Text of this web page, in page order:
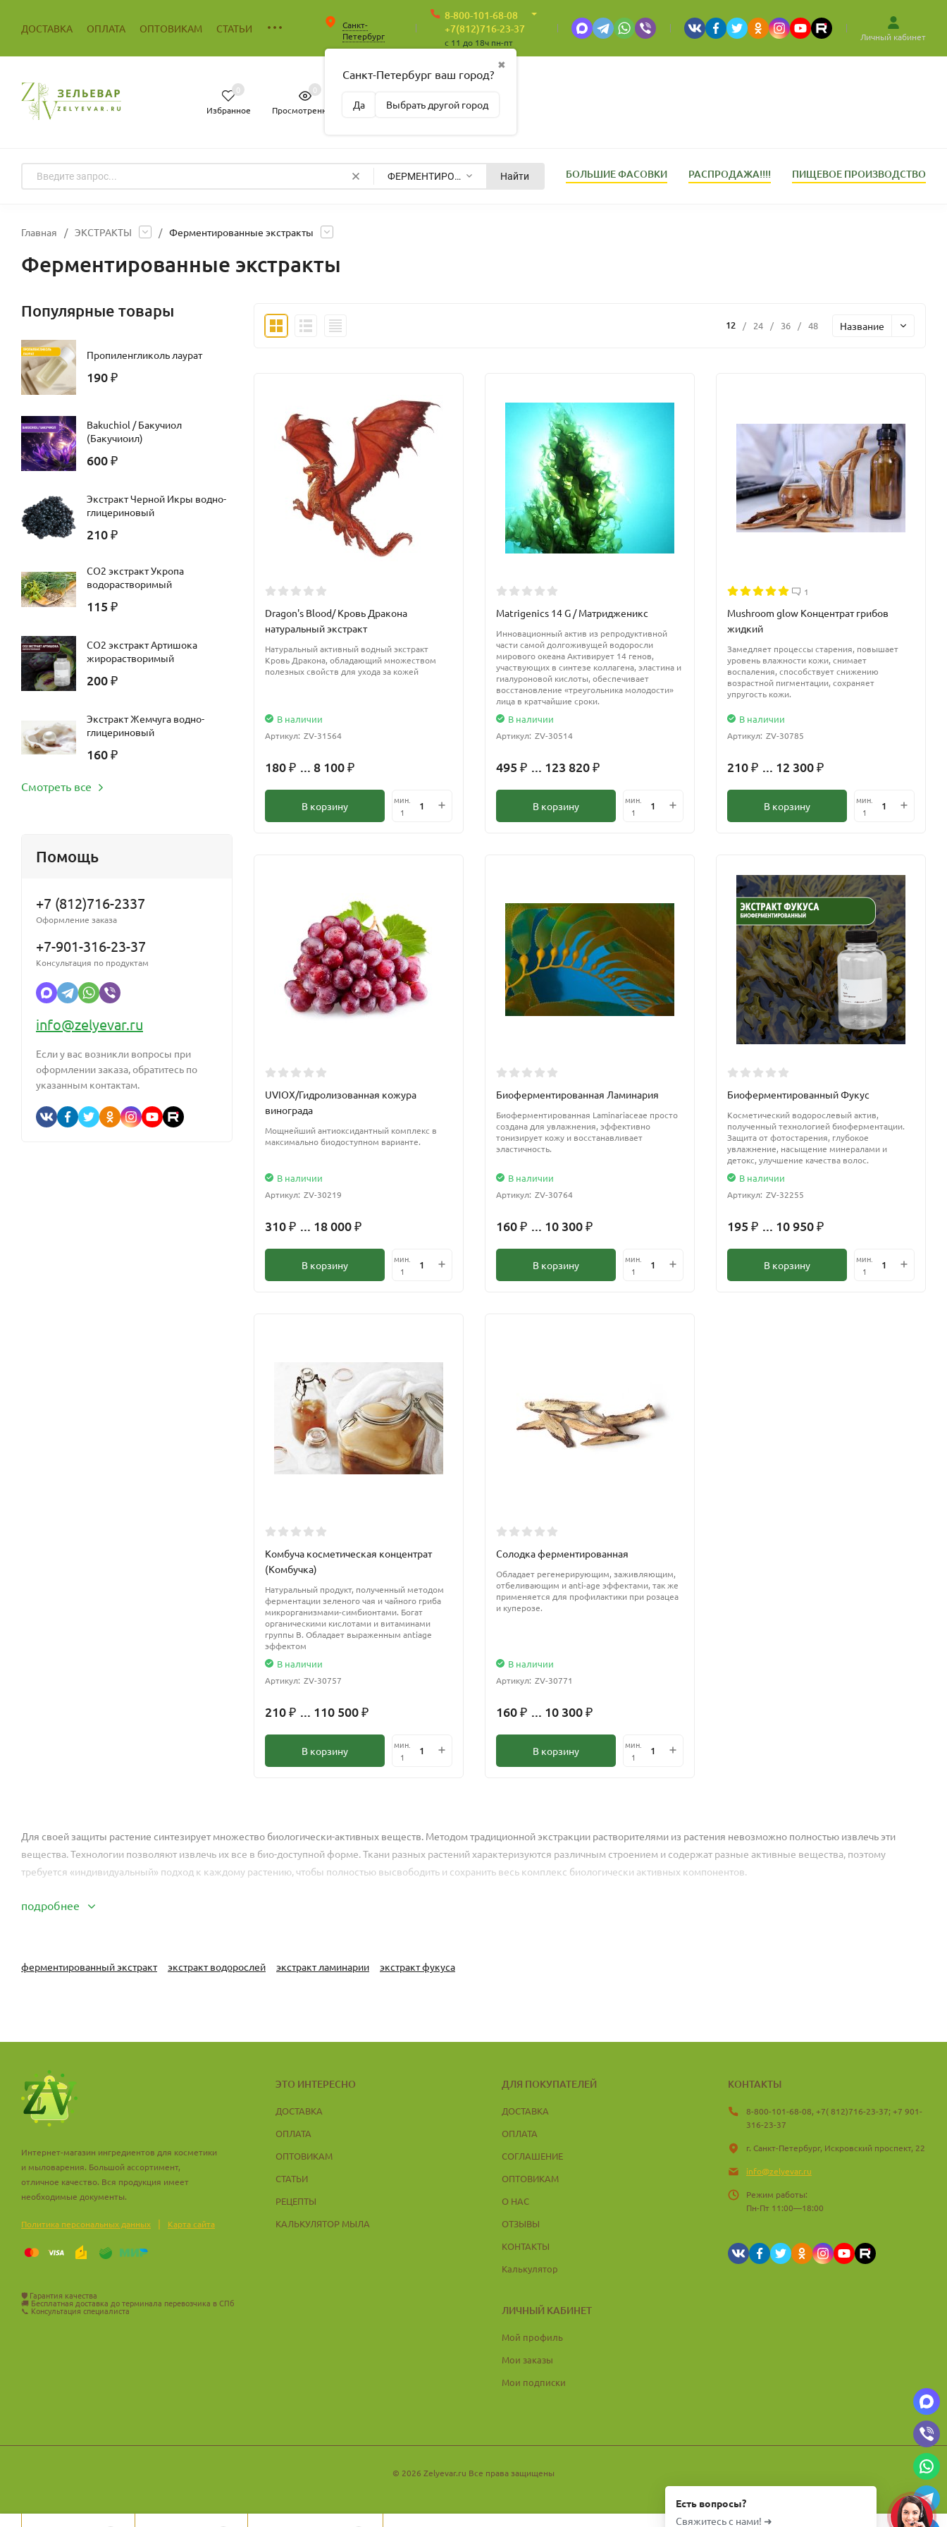
ДОСТАВКА ОПЛАТА ОПТОВИКАМ СТАТЬИ
Санкт-
Петербург
✖
Санкт-Петербург ваш город?
Да Выбрать другой город
8-800-101-68-08
+7(812)716-23-37
c 11 до 18ч пн-пт
Личный кабинет
Избранное
0
Просмотренные
0
Пусто
ФЕРМЕНТИРОВАННЫЕ ЭКСТРАКТЫ Найти БОЛЬШИЕ ФАСОВКИ РАСПРОДАЖА!!!! ПИЩЕВОЕ ПРОИЗВОДСТВО
Главная / ЭКСТРАКТЫ / Ферментированные экстракты
Ферментированные экстракты
Популярные товары
Пропиленгликоль лаурат
190 ₽
Bakuchiol / Бакучиол
(Бакучиоил)
600 ₽
Экстракт Черной Икры водно-
глицериновый
210 ₽
СО2 экстракт Укропа
водорастворимый
115 ₽
CO2 экстракт Артишока
жирорастворимый
200 ₽
Экстракт Жемчуга водно-
глицериновый
160 ₽
Смотреть все
Помощь
+7 (812)716-2337
Оформление заказа
+7-901-316-23-37
Консультация по продуктам
info@zelyevar.ru
Если у вас возникли вопросы при
оформлении заказа, обратитесь по
указанным контактам.
12 / 24 / 36 / 48 Название
Dragon's Blood/ Кровь Дракона
натуральный экстракт
Натуральный активный водный экстракт
Кровь Дракона, обладающий множеством
полезных свойств для ухода за кожей
В наличии
Артикул: ZV-31564
180 ₽ ... 8 100 ₽
В корзину
мин.
1
Matrigenics 14 G / Матридженикс
Инновационный актив из репродуктивной
части самой долгоживущей водоросли
мирового океана Активирует 14 генов,
участвующих в синтезе коллагена, эластина и
гиалуроновой кислоты, обеспечивает
восстановление «треугольника молодости»
лица в кратчайшие сроки.
В наличии
Артикул: ZV-30514
495 ₽ ... 123 820 ₽
В корзину
мин.
1
1
Mushroom glow Концентрат грибов
жидкий
Замедляет процессы старения, повышает
уровень влажности кожи, снимает
воспаления, способствует снижению
возрастной пигментации, сохраняет
упругость кожи.
В наличии
Артикул: ZV-30785
210 ₽ ... 12 300 ₽
В корзину
мин.
1
UVIOX/Гидролизованная кожура
винограда
Мощнейший антиоксидантный комплекс в
максимально биодоступном варианте.
В наличии
Артикул: ZV-30219
310 ₽ ... 18 000 ₽
В корзину
мин.
1
Биоферментированная Ламинария
Биоферментированная Laminariaceae просто
создана для увлажнения, эффективно
тонизирует кожу и восстанавливает
эластичность.
В наличии
Артикул: ZV-30764
160 ₽ ... 10 300 ₽
В корзину
мин.
1
Биоферментированный Фукус
Косметический водорослевый актив,
полученный технологией биоферментации.
Защита от фотостарения, глубокое
увлажнение, насыщение минералами и
детокс, улучшение качества волос.
В наличии
Артикул: ZV-32255
195 ₽ ... 10 950 ₽
В корзину
мин.
1
Комбуча косметическая концентрат
(Комбучка)
Натуральный продукт, полученный методом
ферментации зеленого чая и чайного гриба
микрорганизмами-симбионтами. Богат
органическими кислотами и витаминами
группы В. Обладает выраженным antiage
эффектом
В наличии
Артикул: ZV-30757
210 ₽ ... 110 500 ₽
В корзину
мин.
1
Солодка ферментированная
Обладает регенерирующим, заживляющим,
отбеливающим и anti-age эффектами, так же
применяется для профилактики при розацеа
и куперозе.
В наличии
Артикул: ZV-30771
160 ₽ ... 10 300 ₽
В корзину
мин.
1
Для своей защиты растение синтезирует множество биологически-активных веществ. Методом традиционной экстракции растворителями из растения невозможно полностью извлечь эти
вещества. Технологии позволяют извлечь их все в био-доступной форме. Ткани разных растений характеризуются различным строением и содержат разные активные вещества, поэтому
требуется «индивидуальный» подход к каждому растению, чтобы полностью высвободить и сохранить весь комплекс биологически активных компонентов.
подробнее
ферментированный экстракт экстракт водорослей экстракт ламинарии экстракт фукуса
Интернет-магазин ингредиентов для косметики
и мыловарения. Большой ассортимент,
отличное качество. Вся продукция имеет
необходимые документы.
Политика персональных данных | Карта сайта
🛡️ Гарантия качества
🚚 Бесплатная доставка до терминала перевозчика в СПб
📞 Консультация специалиста
ЭТО ИНТЕРЕСНО
ДОСТАВКА
ОПЛАТА
ОПТОВИКАМ
СТАТЬИ
РЕЦЕПТЫ
КАЛЬКУЛЯТОР МЫЛА
ДЛЯ ПОКУПАТЕЛЕЙ
ДОСТАВКА
ОПЛАТА
СОГЛАШЕНИЕ
ОПТОВИКАМ
О НАС
ОТЗЫВЫ
КОНТАКТЫ
Калькулятор
ЛИЧНЫЙ КАБИНЕТ
Мой профиль
Мои заказы
Мои подписки
КОНТАКТЫ
8-800-101-68-08, +7( 812)716-23-37; +7 901-
316-23-37
г. Санкт-Петербург, Искровский проспект, 22
info@zelyevar.ru
Режим работы:
Пн-Пт 11:00—18:00
© 2026 Zelyevar.ru Все права защищены
Есть вопросы?
Свяжитесь с нами! ➜